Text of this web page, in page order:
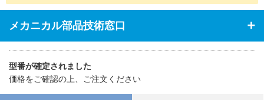
メカニカル部品技術窓口
型番が確定されました
価格をご確認の上、ご注文ください